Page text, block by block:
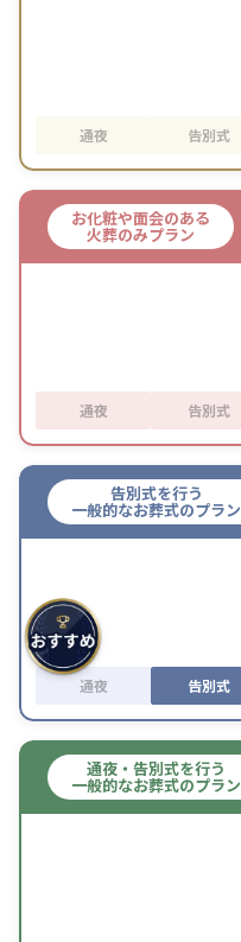
通夜 告別式
お化粧や面会のある
火葬のみプラン
通夜 告別式
告別式を行う
一般的なお葬式のプラン
通夜 告別式
通夜・告別式を行う
一般的なお葬式のプラン